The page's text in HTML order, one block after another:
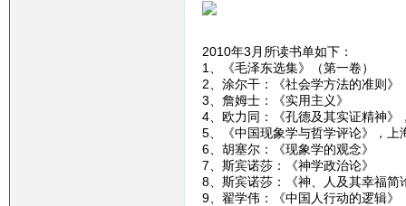
2010年3月所读书单如下：
1、《毛泽东选集》（第一卷）
2、涂尔干：《社会学方法的准则》
3、詹姆士：《实用主义》
4、欧力同：《孔德及其实证精神》
5、《中国现象学与哲学评论》，上
6、胡塞尔：《现象学的观念》
7、斯宾诺莎：《神学政治论》
8、斯宾诺莎：《神、人及其幸福简
9、翟学伟：《中国人行动的逻辑》